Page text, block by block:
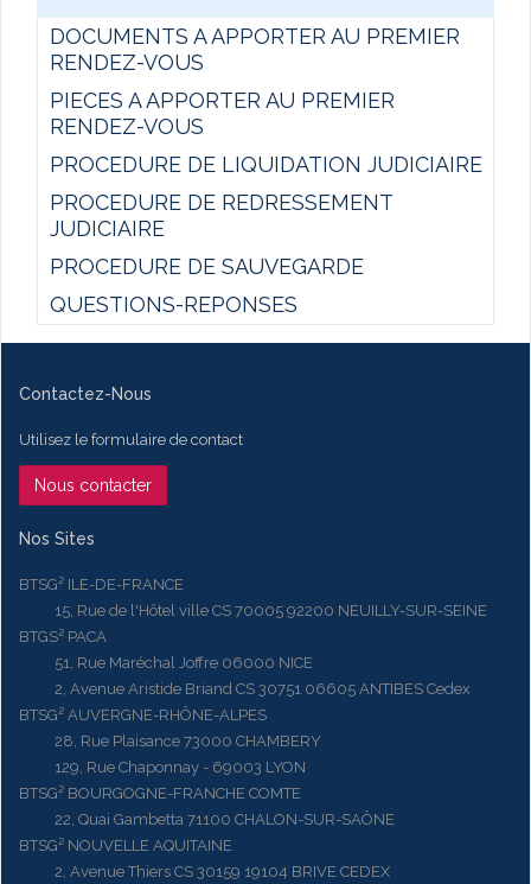
DOCUMENTS A APPORTER AU PREMIER
RENDEZ-VOUS
PIECES A APPORTER AU PREMIER
RENDEZ-VOUS
PROCEDURE DE LIQUIDATION JUDICIAIRE
PROCEDURE DE REDRESSEMENT
JUDICIAIRE
PROCEDURE DE SAUVEGARDE
QUESTIONS-REPONSES
Contactez-Nous
Utilisez le formulaire de contact
Nous contacter
Nos Sites
BTSG² ILE-DE-FRANCE
15, Rue de l'Hôtel ville CS 70005 92200 NEUILLY-SUR-SEINE
BTGS² PACA
51, Rue Maréchal Joffre 06000 NICE
2, Avenue Aristide Briand CS 30751 06605 ANTIBES Cedex
BTSG² AUVERGNE-RHÔNE-ALPES
28, Rue Plaisance 73000 CHAMBERY
129, Rue Chaponnay - 69003 LYON
BTSG² BOURGOGNE-FRANCHE COMTE
22, Quai Gambetta 71100 CHALON-SUR-SAÔNE
BTSG² NOUVELLE AQUITAINE
2, Avenue Thiers CS 30159 19104 BRIVE CEDEX